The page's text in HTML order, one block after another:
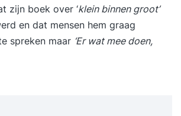
Denken leert je hoe je deze
kunt doorbreken en hoe je aan de
nieuwe en verrassende ideeën
ontdekte kansen aan de
zijn boek over ‘klein binnen groot’
en dat mensen hem graag
spreken maar ‘Er wat mee doen,